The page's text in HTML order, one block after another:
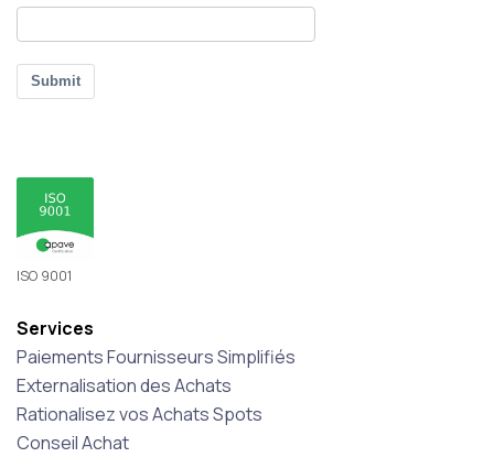
Submit
ISO 9001
Services
Paiements Fournisseurs Simplifiés
Externalisation des Achats
Rationalisez vos Achats Spots
Conseil Achat